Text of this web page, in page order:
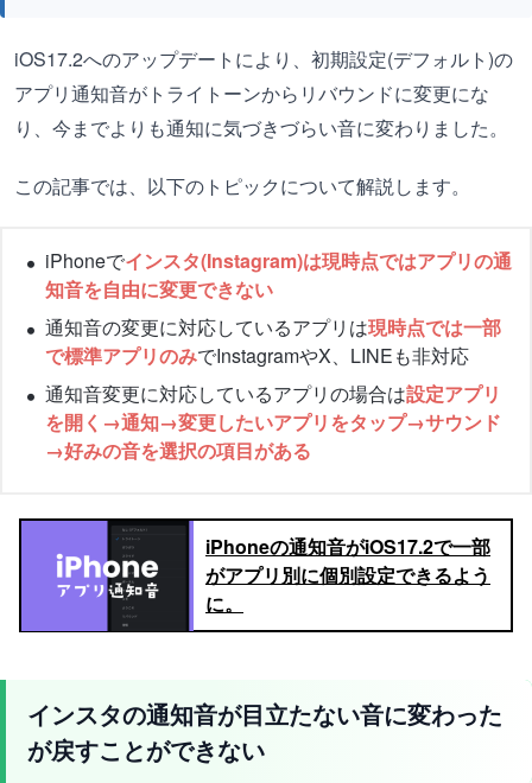
iOS17.2へのアップデートにより、初期設定(デフォルト)の
アプリ通知音がトライトーンからリバウンドに変更にな
り、今までよりも通知に気づきづらい音に変わりました。
この記事では、以下のトピックについて解説します。
iPhoneでインスタ(Instagram)は現時点ではアプリの通
知音を自由に変更できない
通知音の変更に対応しているアプリは現時点では一部
で標準アプリのみでInstagramやX、LINEも非対応
通知音変更に対応しているアプリの場合は設定アプリ
を開く→通知→変更したいアプリをタップ→サウンド
→好みの音を選択の項目がある
iPhoneの通知音がiOS17.2で一部
がアプリ別に個別設定できるよう
に。
インスタの通知音が目立たない音に変わった
が戻すことができない